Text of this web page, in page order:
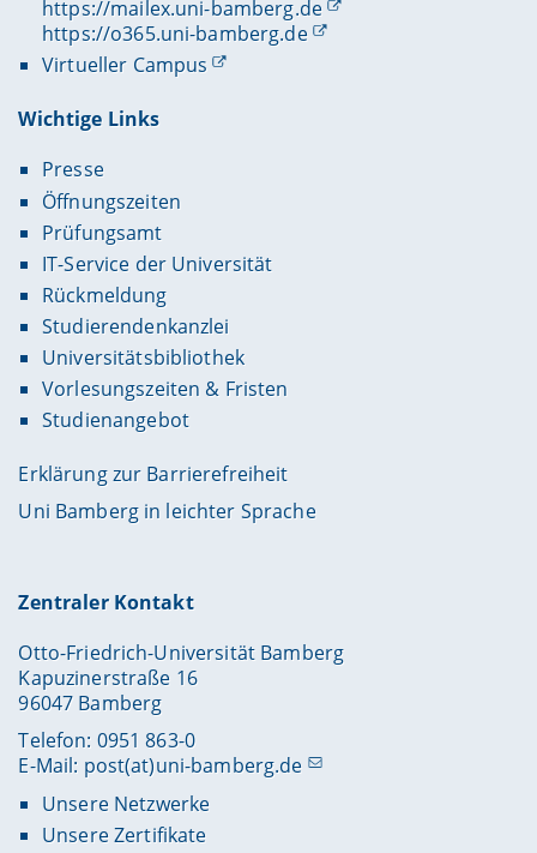
https://mailex.uni-bamberg.de
https://o365.uni-bamberg.de
Virtueller Campus
Wichtige Links
Presse
Öffnungszeiten
Prüfungsamt
IT-Service der Universität
Rückmeldung
Studierendenkanzlei
Universitätsbibliothek
Vorlesungszeiten & Fristen
Studienangebot
Erklärung zur Barrierefreiheit
Uni Bamberg in leichter Sprache
Zentraler Kontakt
Otto-Friedrich-Universität Bamberg
Kapuzinerstraße 16
96047 Bamberg
Telefon: 0951 863-0
E-Mail: post(at)uni-bamberg.de
Unsere Netzwerke
Unsere Zertifikate